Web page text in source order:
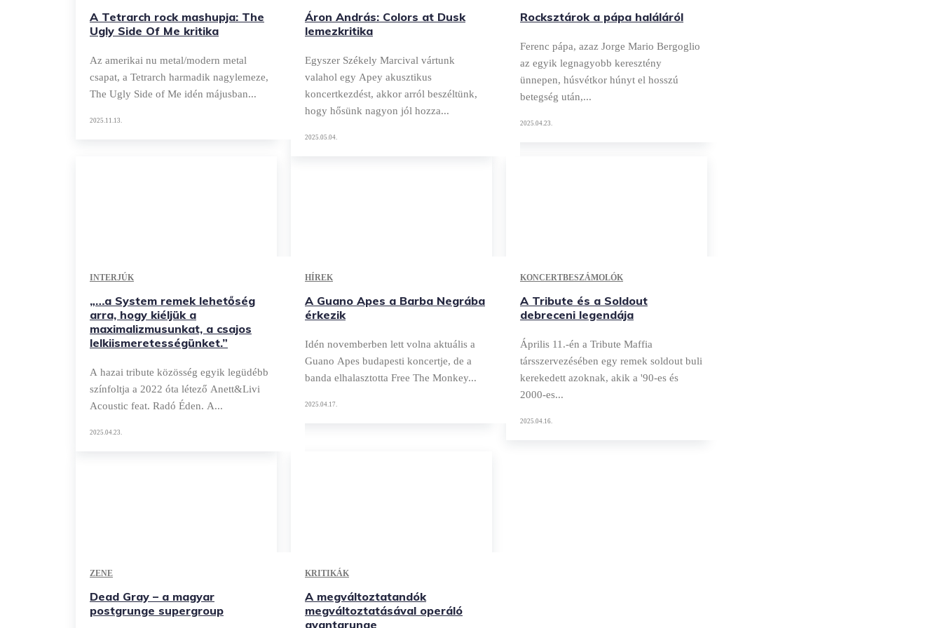
A Tetrarch rock mashupja: The
Ugly Side Of Me kritika
Az amerikai nu metal/modern metal
csapat, a Tetrarch harmadik nagylemeze,
The Ugly Side of Me idén májusban...
2025.11.13.
Áron András: Colors at Dusk
lemezkritika
Egyszer Székely Marcival vártunk
valahol egy Apey akusztikus
koncertkezdést, akkor arról beszéltünk,
hogy hősünk nagyon jól hozza...
2025.05.04.
Rocksztárok a pápa haláláról
Ferenc pápa, azaz Jorge Mario Bergoglio
az egyik legnagyobb keresztény
ünnepen, húsvétkor húnyt el hosszú
betegség után,...
2025.04.23.
INTERJÚK
„…a System remek lehetőség
arra, hogy kiéljük a
maximalizmusunkat, a csajos
lelkiismeretességünket.”
A hazai tribute közösség egyik legüdébb
színfoltja a 2022 óta létező Anett&Livi
Acoustic feat. Radó Éden. A...
2025.04.23.
HÍREK
A Guano Apes a Barba Negrába
érkezik
Idén novemberben lett volna aktuális a
Guano Apes budapesti koncertje, de a
banda elhalasztotta Free The Monkey...
2025.04.17.
KONCERTBESZÁMOLÓK
A Tribute és a Soldout
debreceni legendája
Április 11.-én a Tribute Maffia
társszervezésében egy remek soldout buli
kerekedett azoknak, akik a '90-es és
2000-es...
2025.04.16.
ZENE
Dead Gray – a magyar
postgrunge supergroup
KRITIKÁK
A megváltoztatandók
megváltoztatásával operáló
avantgrunge